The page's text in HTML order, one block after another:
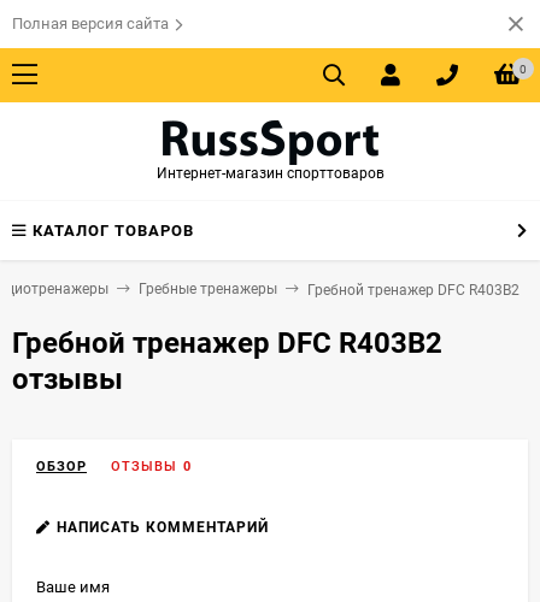
Полная версия сайта
0
Интернет-магазин спорттоваров
КАТАЛОГ ТОВАРОВ
Гребные тренажеры Гребной тренажер DFC R403B2
Гребной тренажер DFC R403B2
отзывы
ОБЗОР ОТЗЫВЫ 0
НАПИСАТЬ КОММЕНТАРИЙ
Ваше имя